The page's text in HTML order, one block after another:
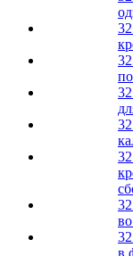
в